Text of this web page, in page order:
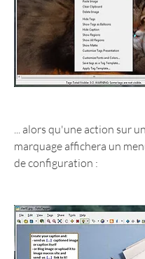
... alors qu'une action sur
marquage affichera un
de configuration :